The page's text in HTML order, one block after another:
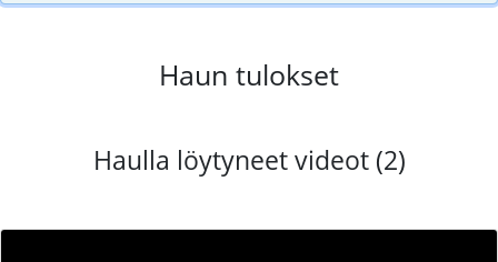
Haun tulokset
Haulla löytyneet videot (2)